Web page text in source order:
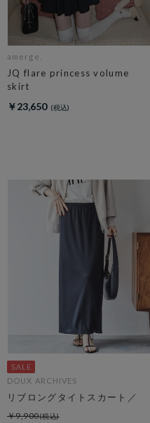
amerge.
JQ flare princess volume
skirt
￥23,650
DOUX ARCHIVES
リブロングタイトスカート／
￥9,900